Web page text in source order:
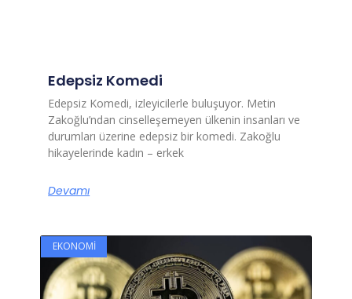
Edepsiz Komedi
Edepsiz Komedi, izleyicilerle buluşuyor. Metin
Zakoğlu’ndan cinselleşemeyen ülkenin insanları ve
durumları üzerine edepsiz bir komedi. Zakoğlu
hikayelerinde kadın – erkek
Devamı
EKONOMI